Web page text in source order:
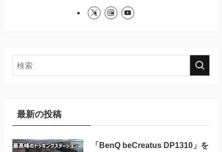
最新の投稿
「BenQ beCreatus DP1310」を